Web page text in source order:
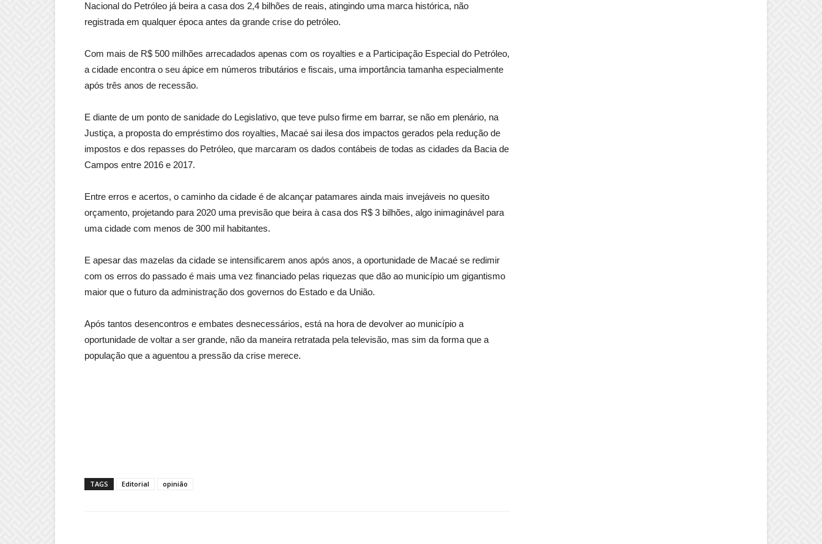
Nacional do Petróleo já beira a casa dos 2,4 bilhões de reais, atingindo uma marca histórica, não
registrada em qualquer época antes da grande crise do petróleo.
Com mais de R$ 500 milhões arrecadados apenas com os royalties e a Participação Especial do Petróleo,
a cidade encontra o seu ápice em números tributários e fiscais, uma importância tamanha especialmente
após três anos de recessão.
E diante de um ponto de sanidade do Legislativo, que teve pulso firme em barrar, se não em plenário, na
Justiça, a proposta do empréstimo dos royalties, Macaé sai ilesa dos impactos gerados pela redução de
impostos e dos repasses do Petróleo, que marcaram os dados contábeis de todas as cidades da Bacia de
Campos entre 2016 e 2017.
Entre erros e acertos, o caminho da cidade é de alcançar patamares ainda mais invejáveis no quesito
orçamento, projetando para 2020 uma previsão que beira à casa dos R$ 3 bilhões, algo inimaginável para
uma cidade com menos de 300 mil habitantes.
E apesar das mazelas da cidade se intensificarem anos após anos, a oportunidade de Macaé se redimir
com os erros do passado é mais uma vez financiado pelas riquezas que dão ao município um gigantismo
maior que o futuro da administração dos governos do Estado e da União.
Após tantos desencontros e embates desnecessários, está na hora de devolver ao município a
oportunidade de voltar a ser grande, não da maneira retratada pela televisão, mas sim da forma que a
população que a aguentou a pressão da crise merece.
TAGS Editorial opinião